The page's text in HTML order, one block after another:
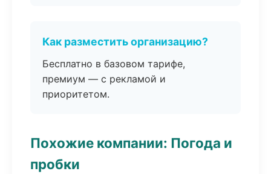
Как разместить организацию?
Бесплатно в базовом тарифе,
премиум — с рекламой и
приоритетом.
Похожие компании: Погода и
пробки